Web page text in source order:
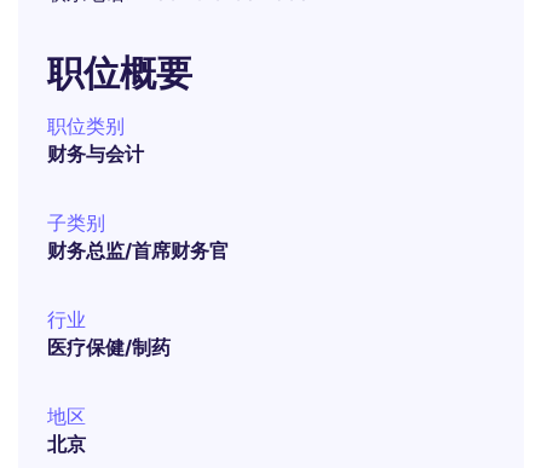
职位概要
职位类别
财务与会计
子类别
财务总监/首席财务官
行业
医疗保健/制药
地区
北京